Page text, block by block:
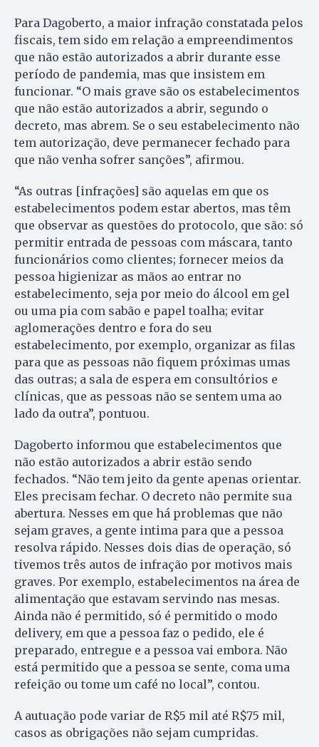
Para Dagoberto, a maior infração constatada pelos
fiscais, tem sido em relação a empreendimentos
que não estão autorizados a abrir durante esse
período de pandemia, mas que insistem em
funcionar. “O mais grave são os estabelecimentos
que não estão autorizados a abrir, segundo o
decreto, mas abrem. Se o seu estabelecimento não
tem autorização, deve permanecer fechado para
que não venha sofrer sanções”, afirmou.
“As outras [infrações] são aquelas em que os
estabelecimentos podem estar abertos, mas têm
que observar as questões do protocolo, que são: só
permitir entrada de pessoas com máscara, tanto
funcionários como clientes; fornecer meios da
pessoa higienizar as mãos ao entrar no
estabelecimento, seja por meio do álcool em gel
ou uma pia com sabão e papel toalha; evitar
aglomerações dentro e fora do seu
estabelecimento, por exemplo, organizar as filas
para que as pessoas não fiquem próximas umas
das outras; a sala de espera em consultórios e
clínicas, que as pessoas não se sentem uma ao
lado da outra”, pontuou.
Dagoberto informou que estabelecimentos que
não estão autorizados a abrir estão sendo
fechados. “Não tem jeito da gente apenas orientar.
Eles precisam fechar. O decreto não permite sua
abertura. Nesses em que há problemas que não
sejam graves, a gente intima para que a pessoa
resolva rápido. Nesses dois dias de operação, só
tivemos três autos de infração por motivos mais
graves. Por exemplo, estabelecimentos na área de
alimentação que estavam servindo nas mesas.
Ainda não é permitido, só é permitido o modo
delivery, em que a pessoa faz o pedido, ele é
preparado, entregue e a pessoa vai embora. Não
está permitido que a pessoa se sente, coma uma
refeição ou tome um café no local”, contou.
A autuação pode variar de R$5 mil até R$75 mil,
casos as obrigações não sejam cumpridas.